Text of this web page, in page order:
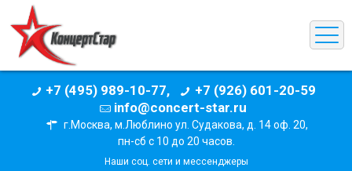
+7 (495) 989-10-77,
+7 (926) 601-20-59
info@concert-star.ru
г.Москва, м.Люблино ул. Судакова, д. 14 оф. 20,
пн-сб с 10 до 20 часов.
Наши соц. сети и мессенджеры